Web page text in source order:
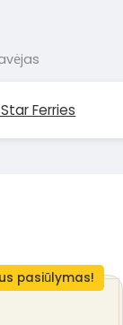
Ferries
pasiūlymas!